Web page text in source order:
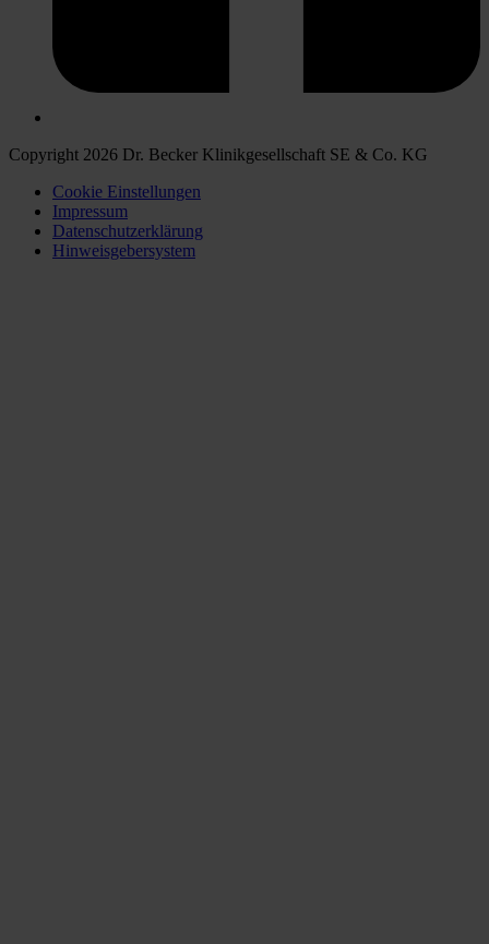
Copyright 2026 Dr. Becker Klinikgesellschaft SE & Co. KG
Cookie Einstellungen
Impressum
Datenschutzerklärung
Hinweisgebersystem